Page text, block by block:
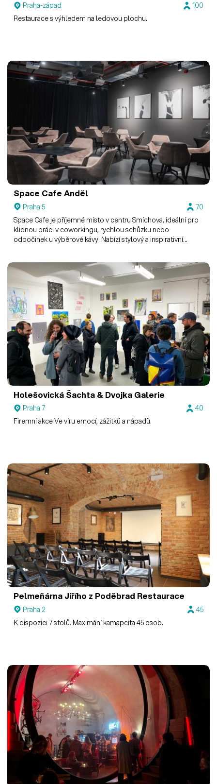
Praha-západ
100
Restaurace s výhledem na ledovou plochu.
Space Cafe Anděl
Praha 5
70
Space Cafe je příjemné místo v centru Smíchova, ideální pro
klidnou práci v coworkingu, rychlou schůzku nebo
odpočinek u výběrové kávy. Nabízí stylový a inspirativní
Holešovická Šachta & Dvojka Galerie
Praha 7
40
Firemní akce Ve víru emocí, zážitků a nápadů.
Pelmeňárna Jiřího z Poděbrad Restaurace
Praha 2
45
K dispozici 7 stolů. Maximání kamapcita 45 osob.